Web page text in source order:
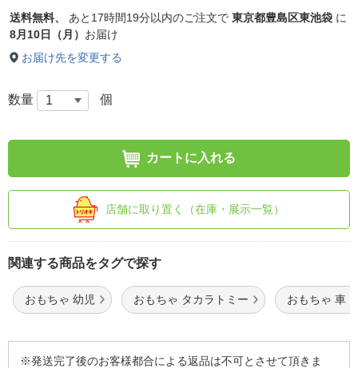
送料無料、 あと 17時間19分以内のご注文で 東京都豊島区東池袋 に
8月10日（月） お届け
お届け先を変更する
数量 個
カートに入れる
店舗に取り置く（在庫・展示一覧）
関連する商品をタグで探す
おもちゃ 幼児 おもちゃ タカラトミー おもちゃ 車
※発送完了後のお客様都合による返品は不可とさせて頂きま